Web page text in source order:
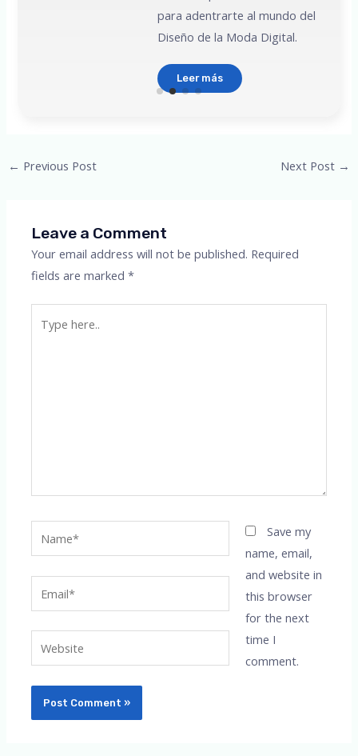
para adentrarte al mundo del
Diseño de la Moda Digital.
Leer más
Post
← Previous Post Next Post →
Leave a Comment
Your email address will not be published. Required
fields are marked*
here..
Website
Save my
name, email,
and website in
this browser
for the next
time I
comment.